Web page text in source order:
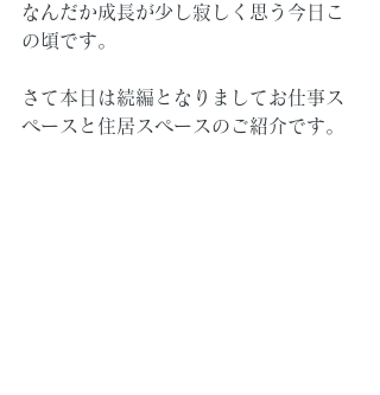
なんだか成長が少し寂しく思う今日こ
の頃です。
さて本日は続編となりましてお仕事ス
ペースと住居スペースのご紹介です。